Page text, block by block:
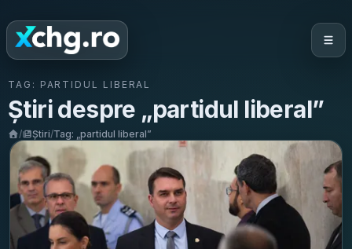
TAG: PARTIDUL LIBERAL
Știri despre „partidul liberal”
/ Știri/Tag: „partidul liberal”